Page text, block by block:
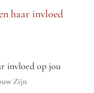
invloed op jou
Zijn